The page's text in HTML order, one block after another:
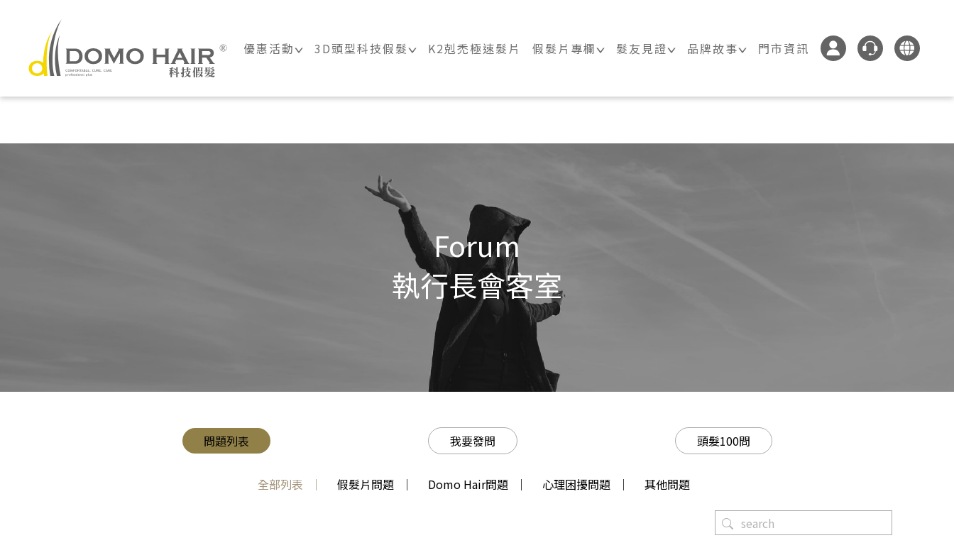
優惠活動
3D頭型科技假髮 K2剋禿極速髮片 假髮片專欄 髮友見證 品牌故事 門市資訊
Forum
執行長會客室
問題列表 我要發問 頭髮100問
全部列表 假髮片問題 Domo Hair問題 心理困擾問題 其他問題